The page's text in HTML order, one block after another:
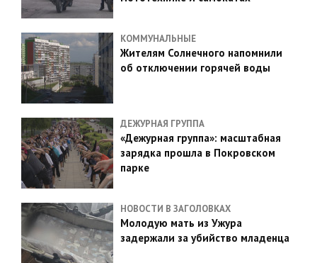
КОММУНАЛЬНЫЕ
Жителям Солнечного напомнили
об отключении горячей воды
ДЕЖУРНАЯ ГРУППА
«Дежурная группа»: масштабная
зарядка прошла в Покровском
парке
НОВОСТИ В ЗАГОЛОВКАХ
Молодую мать из Ужура
задержали за убийство младенца